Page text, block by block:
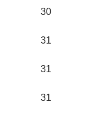
30
31
31
31